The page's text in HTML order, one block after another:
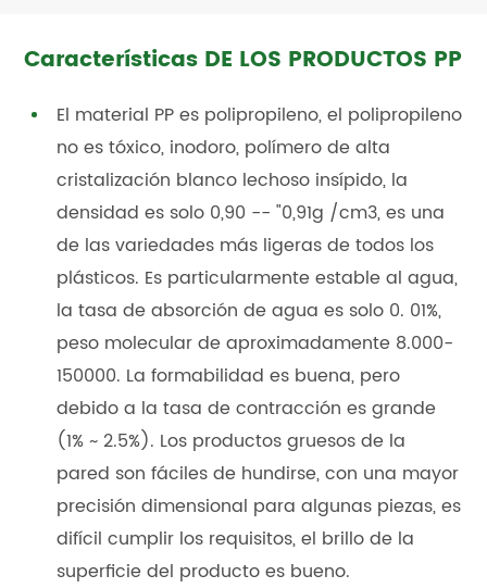
Características DE LOS PRODUCTOS PP
El material PP es polipropileno, el polipropileno
no es tóxico, inodoro, polímero de alta
cristalización blanco lechoso insípido, la
densidad es solo 0,90 -- "0,91g /cm3, es una
de las variedades más ligeras de todos los
plásticos. Es particularmente estable al agua,
la tasa de absorción de agua es solo 0. 01%,
peso molecular de aproximadamente 8.000-
150000. La formabilidad es buena, pero
debido a la tasa de contracción es grande
(1% ~ 2.5%). Los productos gruesos de la
pared son fáciles de hundirse, con una mayor
precisión dimensional para algunas piezas, es
difícil cumplir los requisitos, el brillo de la
superficie del producto es bueno.